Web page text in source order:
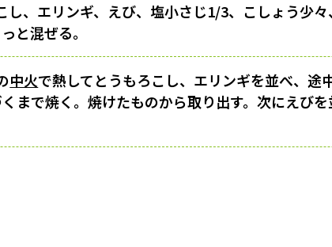
し、エリンギ、えび、塩小さじ1/3、こしょう少
と混ぜる。
中火で熱してとうもろこし、エリンギを並べ、途
まで焼く。焼けたものから取り出す。次にえび